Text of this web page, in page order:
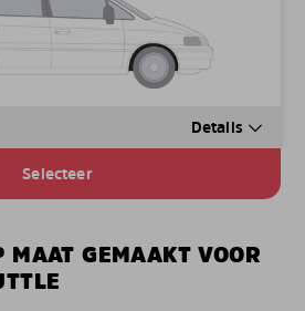
Details
Selecteer
MAAT GEMAAKT VOOR